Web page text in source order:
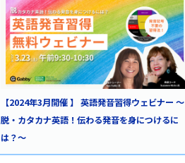
【2024年3月開催 】 英語発音習得ウェビナー ～
脱・カタカナ英語！伝わる発音を身につけるに
は？〜